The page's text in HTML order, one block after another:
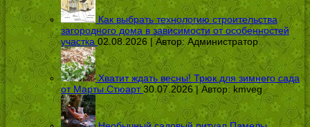
Как выбрать технологию строительства
загородного дома в зависимости от особенностей
участка 02.08.2026 | Автор:Администратор
Хватит ждать весны! Трюк для зимнего сада
от Марты Стюарт 30.07.2026 | Автор: kmveg